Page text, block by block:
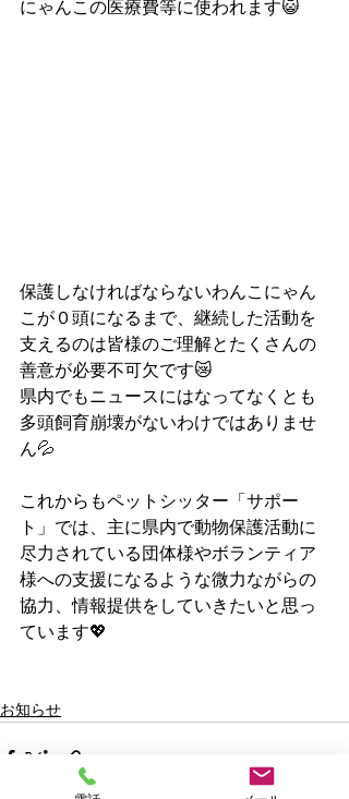
にゃんこの医療費等に使われます😺
保護しなければならないわんこにゃん
こが０頭になるまで、継続した活動を
支えるのは皆様のご理解とたくさんの
善意が必要不可欠です😿
県内でもニュースにはなってなくとも
多頭飼育崩壊がないわけではありませ
ん💦
これからもペットシッター「サポー
ト」では、主に県内で動物保護活動に
尽力されている団体様やボランティア
様への支援になるような微力ながらの
協力、情報提供をしていきたいと思っ
ています💖
お知らせ